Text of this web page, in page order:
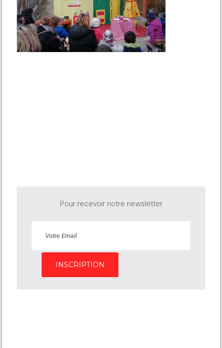
Pour recevoir notre newsletter
INSCRIPTION